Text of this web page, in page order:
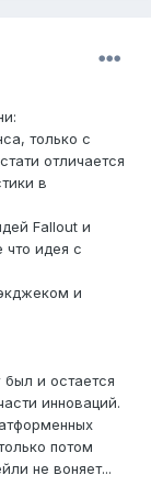
только с
отличается
в
Fallout и
что идея с
и
и остается
инноваций.
потом
не воняет...